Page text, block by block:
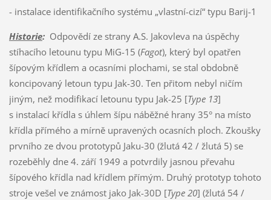
- instalace identifikačního systému „vlastní-cizí“ typu Barij-1
Historie:Odpovědí ze strany A.S. Jakovleva na úspěchy
stíhacího letounu typu MiG-15 (Fagot), který byl opatřen
šípovým křídlem a ocasními plochami, se stal obdobně
koncipovaný letoun typu Jak-30. Ten přitom nebyl ničím
jiným, než modifikací letounu typu Jak-25 [Type 13]
s instalací křídla s úhlem šípu náběžné hrany 35° na místo
křídla přímého a mírně upravených ocasních ploch. Zkoušky
prvního ze dvou prototypů Jaku-30 (žlutá 42 / žlutá 5) se
rozeběhly dne 4. září 1949 a potvrdily jasnou převahu
šípového křídla nad křídlem přímým. Druhý prototyp tohoto
stroje vešel ve známost jako Jak-30D [Type 20] (žlutá 54 /